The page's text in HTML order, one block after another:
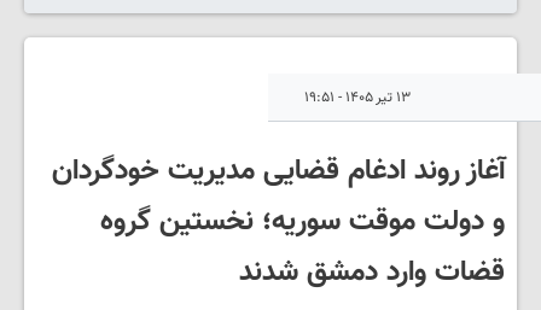
۱۳ تیر ۱۴۰۵ - ۱۹:۵۱
آغاز روند ادغام قضایی مدیریت خودگردان
و دولت موقت سوریه؛ نخستین گروه
قضات وارد دمشق شدند